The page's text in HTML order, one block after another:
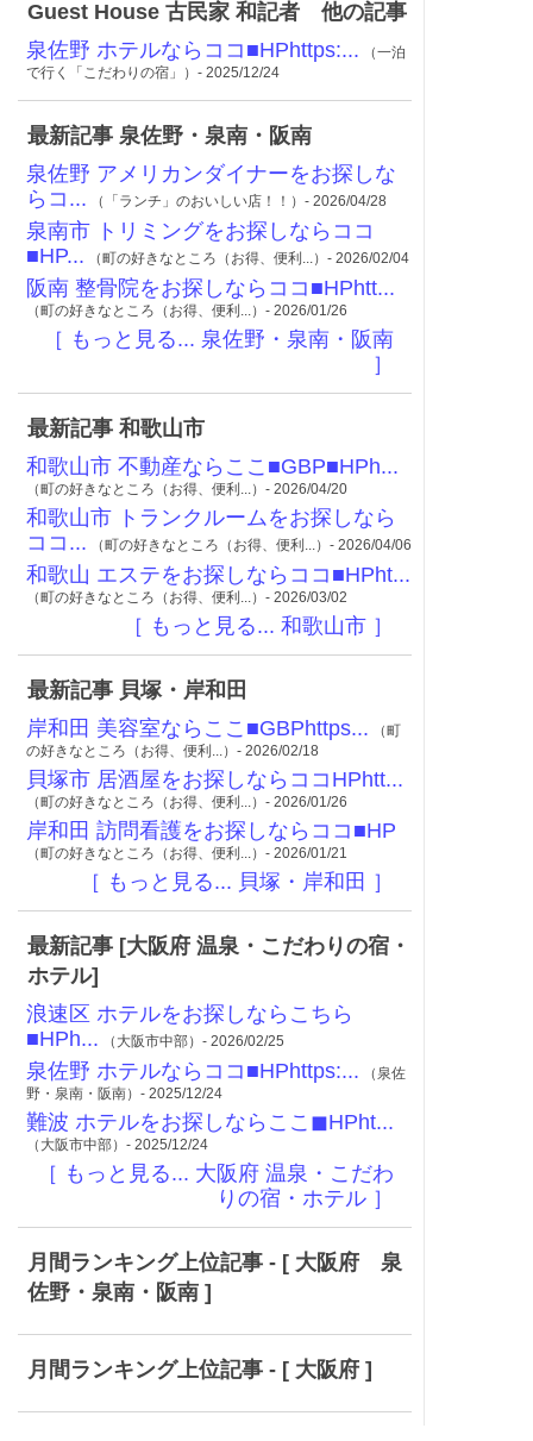
Guest House 古民家 和記者 他の記事
泉佐野 ホテルならココ■HPhttps:... （一泊
で行く「こだわりの宿」）- 2025/12/24
最新記事 泉佐野・泉南・阪南
泉佐野 アメリカンダイナーをお探しな
らコ... （「ランチ」のおいしい店！！）- 2026/04/28
泉南市 トリミングをお探しならココ
■HP... （町の好きなところ（お得、便利...）- 2026/02/04
阪南 整骨院をお探しならココ■HPhtt...
（町の好きなところ（お得、便利...）- 2026/01/26
［ もっと見る... 泉佐野・泉南・阪南
］
最新記事 和歌山市
和歌山市 不動産ならここ■GBP■HPh...
（町の好きなところ（お得、便利...）- 2026/04/20
和歌山市 トランクルームをお探しなら
ココ... （町の好きなところ（お得、便利...）- 2026/04/06
和歌山 エステをお探しならココ■HPht...
（町の好きなところ（お得、便利...）- 2026/03/02
［ もっと見る... 和歌山市 ］
最新記事 貝塚・岸和田
岸和田 美容室ならここ■GBPhttps... （町
の好きなところ（お得、便利...）- 2026/02/18
貝塚市 居酒屋をお探しならココHPhtt...
（町の好きなところ（お得、便利...）- 2026/01/26
岸和田 訪問看護をお探しならココ■HP
（町の好きなところ（お得、便利...）- 2026/01/21
［ もっと見る... 貝塚・岸和田 ］
最新記事 [大阪府 温泉・こだわりの宿・
ホテル]
浪速区 ホテルをお探しならこちら
■HPh... （大阪市中部）- 2026/02/25
泉佐野 ホテルならココ■HPhttps:... （泉佐
野・泉南・阪南）- 2025/12/24
難波 ホテルをお探しならここ◼︎HPht...
（大阪市中部）- 2025/12/24
［ もっと見る... 大阪府 温泉・こだわ
りの宿・ホテル ］
月間ランキング上位記事 - [ 大阪府 泉
佐野・泉南・阪南 ]
月間ランキング上位記事 - [ 大阪府 ]